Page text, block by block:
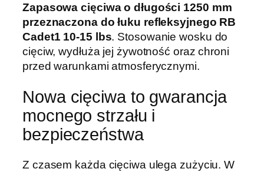
Zapasowa cięciwa o długości 1250 mm
przeznaczona do łuku refleksyjnego RB
Cadet1 10-15 lbs. Stosowanie wosku do
cięciw, wydłuża jej żywotność oraz chroni
przed warunkami atmosferycznymi.
Nowa cięciwa to gwarancja
mocnego strzału i
bezpieczeństwa
Z czasem każda cięciwa ulega zużyciu. W